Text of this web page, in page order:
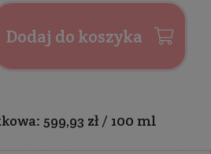
Dodaj do koszyka
599,93 zł / 100 ml